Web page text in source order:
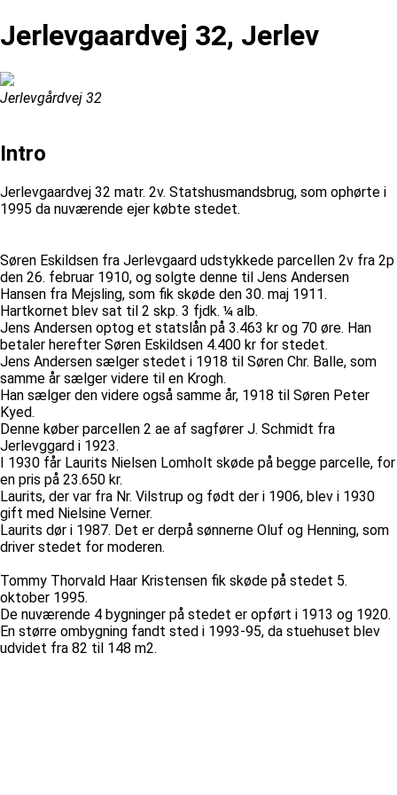
Jerlevgaardvej 32, Jerlev
Jerlevgårdvej 32
Intro
Jerlevgaardvej 32 matr. 2v. Statshusmandsbrug, som ophørte i
1995 da nuværende ejer købte stedet.
Søren Eskildsen fra Jerlevgaard udstykkede parcellen 2v fra 2p
den 26. februar 1910, og solgte denne til Jens Andersen
Hansen fra Mejsling, som fik skøde den 30. maj 1911.
Hartkornet blev sat til 2 skp. 3 fjdk. ¼ alb.
Jens Andersen optog et statslån på 3.463 kr og 70 øre. Han
betaler herefter Søren Eskildsen 4.400 kr for stedet.
Jens Andersen sælger stedet i 1918 til Søren Chr. Balle, som
samme år sælger videre til en Krogh.
Han sælger den videre også samme år, 1918 til Søren Peter
Kyed.
Denne køber parcellen 2 ae af sagfører J. Schmidt fra
Jerlevggard i 1923.
I 1930 får Laurits Nielsen Lomholt skøde på begge parcelle, for
en pris på 23.650 kr.
Laurits, der var fra Nr. Vilstrup og født der i 1906, blev i 1930
gift med Nielsine Verner.
Laurits dør i 1987. Det er derpå sønnerne Oluf og Henning, som
driver stedet for moderen.
Tommy Thorvald Haar Kristensen fik skøde på stedet 5.
oktober 1995.
De nuværende 4 bygninger på stedet er opført i 1913 og 1920.
En større ombygning fandt sted i 1993-95, da stuehuset blev
udvidet fra 82 til 148 m2.